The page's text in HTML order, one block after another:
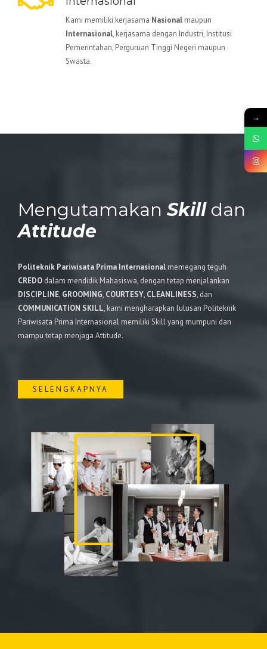
Kami memiliki kerjasama Nasional maupun
Internasional, kerjasama dengan Industri, Institusi
Pemerintahan, Perguruan Tinggi Negeri maupun
Swasta.
Mengutamakan Skill dan
Attitude
Politeknik Pariwisata Prima Internasional memegang teguh
CREDO dalam mendidik Mahasiswa, dengan tetap menjalankan
DISCIPLINE, GROOMING, COURTESY, CLEANLINESS, dan
COMMUNICATION SKILL, kami mengharapkan lulusan Politeknik
Pariwisata Prima Internasional memiliki Skill yang mumpuni dan
mampu tetap menjaga Attitude.
SELENGKAPNYA
→